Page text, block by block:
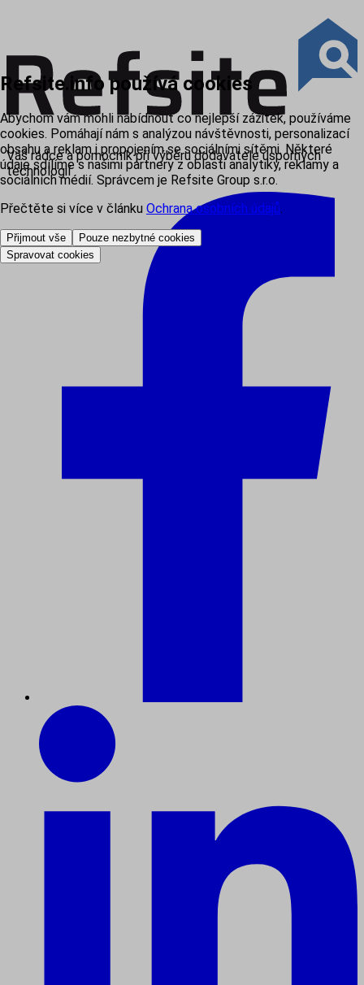
Váš rádce a pomocník při výběru dodavatele úsporných
technologií
Refsite.info používá cookies
Abychom vám mohli nabídnout co nejlepší zážitek, používáme
cookies. Pomáhají nám s analýzou návštěvnosti, personalizací
obsahu a reklam i propojením se sociálními sítěmi. Některé
údaje sdílíme s našimi partnery z oblasti analytiky, reklamy a
sociálních médií. Správcem je Refsite Group s.r.o.
Přečtěte si více v článku Ochrana osobních údajů.
Přijmout vše
Pouze nezbytné cookies
Spravovat cookies